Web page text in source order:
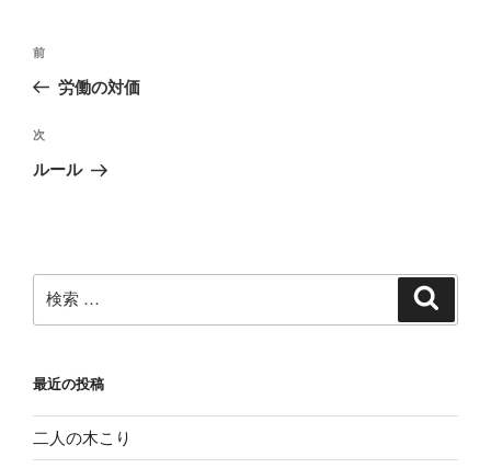
投
ビ
ゲ
ン
過
去
投
稿
前
労働の対価
次
の
次
ルール
検
索:
最近の投稿
二人の木こり